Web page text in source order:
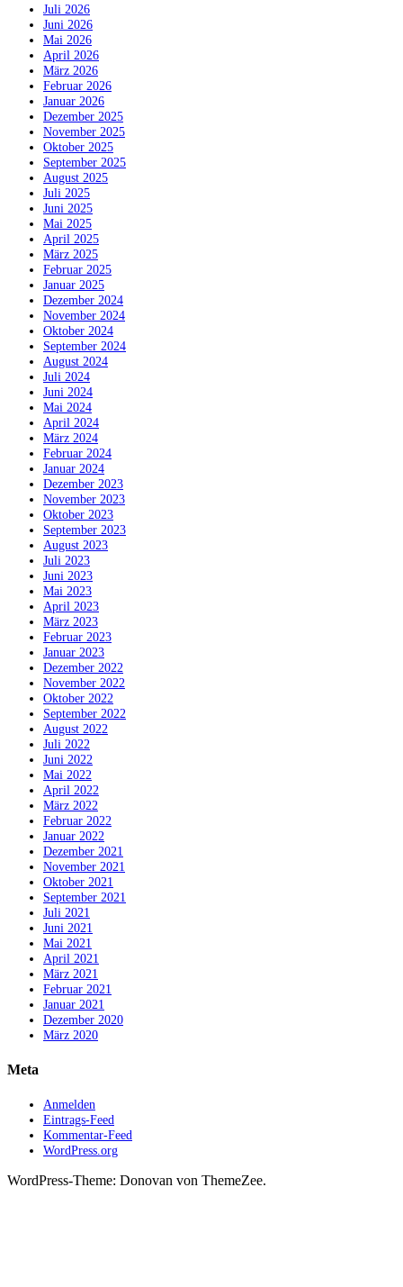
Juli 2026
Juni 2026
Mai 2026
April 2026
März 2026
Februar 2026
Januar 2026
Dezember 2025
November 2025
Oktober 2025
September 2025
August 2025
Juli 2025
Juni 2025
Mai 2025
April 2025
März 2025
Februar 2025
Januar 2025
Dezember 2024
November 2024
Oktober 2024
September 2024
August 2024
Juli 2024
Juni 2024
Mai 2024
April 2024
März 2024
Februar 2024
Januar 2024
Dezember 2023
November 2023
Oktober 2023
September 2023
August 2023
Juli 2023
Juni 2023
Mai 2023
April 2023
März 2023
Februar 2023
Januar 2023
Dezember 2022
November 2022
Oktober 2022
September 2022
August 2022
Juli 2022
Juni 2022
Mai 2022
April 2022
März 2022
Februar 2022
Januar 2022
Dezember 2021
November 2021
Oktober 2021
September 2021
Juli 2021
Juni 2021
Mai 2021
April 2021
März 2021
Februar 2021
Januar 2021
Dezember 2020
März 2020
Meta
Anmelden
Eintrags-Feed
Kommentar-Feed
WordPress.org
WordPress-Theme: Donovan von ThemeZee.